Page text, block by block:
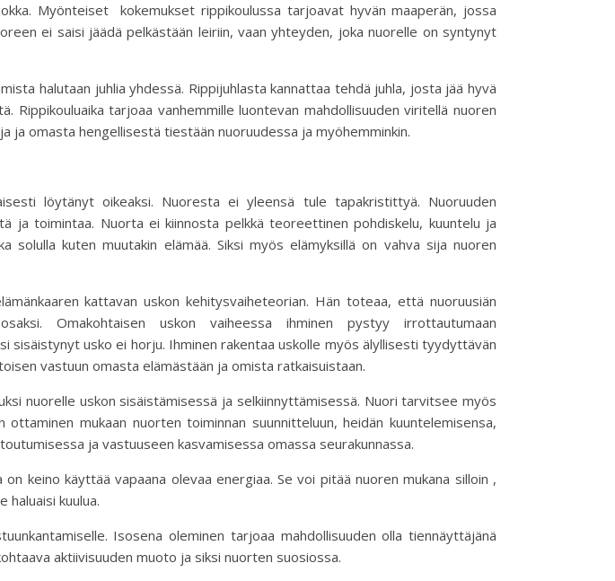
Myönteiset kokemukset rippikoulussa tarjoavat hyvän maaperän, jossa
ei saisi jäädä pelkästään leiriin, vaan yhteyden, joka nuorelle on syntynyt
halutaan juhlia yhdessä. Rippijuhlasta kannattaa tehdä juhla, josta jää hyvä
Rippikouluaika tarjoaa vanhemmille luontevan mahdollisuuden viritellä nuoren
ja omasta hengellisestä tiestään nuoruudessa ja myöhemminkin.
löytänyt oikeaksi. Nuoresta ei yleensä tule tapakristittyä. Nuoruuden
ja toimintaa. Nuorta ei kiinnosta pelkkä teoreettinen pohdiskelu, kuuntelu ja
solulla kuten muutakin elämää. Siksi myös elämyksillä on vahva sija nuoren
kattavan uskon kehitysvaiheteorian. Hän toteaa, että nuoruusiän
Omakohtaisen uskon vaiheessa ihminen pystyy irrottautumaan
sisäistynyt usko ei horju. Ihminen rakentaa uskolle myös älyllisesti tyydyttävän
vastuun omasta elämästään ja omista ratkaisuistaan.
nuorelle uskon sisäistämisessä ja selkiinnyttämisessä. Nuori tarvitsee myös
mukaan nuorten toiminnan suunnitteluun, heidän kuuntelemisensa,
ja vastuuseen kasvamisessa omassa seurakunnassa.
keino käyttää vapaana olevaa energiaa. Se voi pitää nuoren mukana silloin ,
haluaisi kuulua.
Isosena oleminen tarjoaa mahdollisuuden olla tiennäyttäjänä
aktiivisuuden muoto ja siksi nuorten suosiossa.